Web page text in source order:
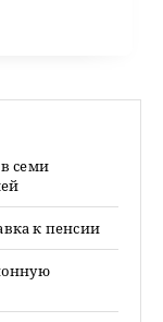
семи
к пенсии